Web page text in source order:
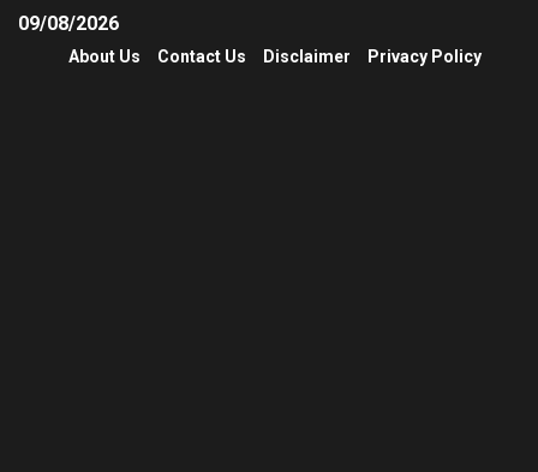
09/08/2026
About Us Contact Us Disclaimer Privacy Policy